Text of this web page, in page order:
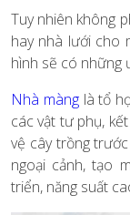
Tuy nhiên không
hay nhà lưới cho
hình sẽ có những
Nhà mànglà tổ
các vật tư phụ,
vệ cây trồng
ngoại cảnh, tạo
triển, năng suất